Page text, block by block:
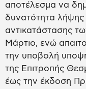
αποτέλεσμα να
δυνατότητα
αντικατάστασης
Μάρτιο, ενώ
την υποβολή
της Επιτροπής
έως την έκδοση